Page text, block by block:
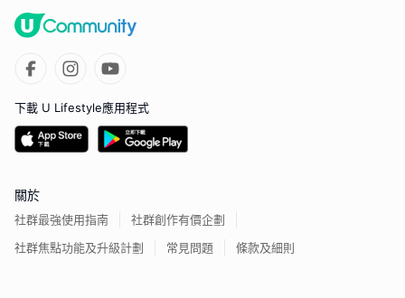
下載 U Lifestyle應用程式
關於
社群最強使用指南
社群創作有價企劃
社群焦點功能及升級計劃
常見問題 條款及細則